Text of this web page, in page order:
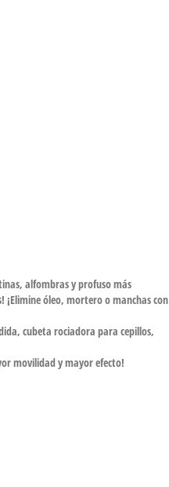
alfombras y profuso más
¡Elimine óleo, mortero o manchas con
cubeta rociadora para cepillos,
movilidad y mayor efecto!